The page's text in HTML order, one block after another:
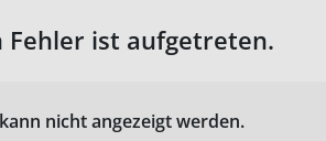
Fehler ist aufgetreten.
nicht angezeigt werden.